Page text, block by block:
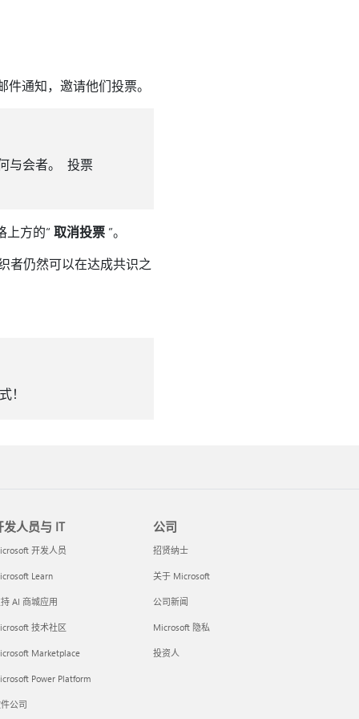
通知，邀请他们投票。
与会者。 投票
上方的“ 取消投票”。
者仍然可以在达成共识之
！
发人员与 IT
开发人员
Learn
AI 商城应用
技术社区
Marketplace
Power Platform
公司
公司
招贤纳士
关于 Microsoft
公司新闻
Microsoft 隐私
投资人